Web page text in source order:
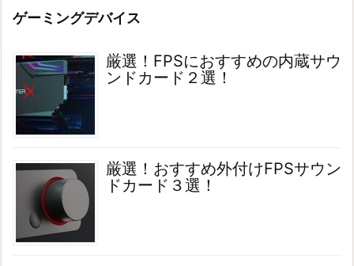
ゲーミングデバイス
厳選！FPSにおすすめの内蔵サウ
ンドカード２選！
厳選！おすすめ外付けFPSサウン
ドカード３選！